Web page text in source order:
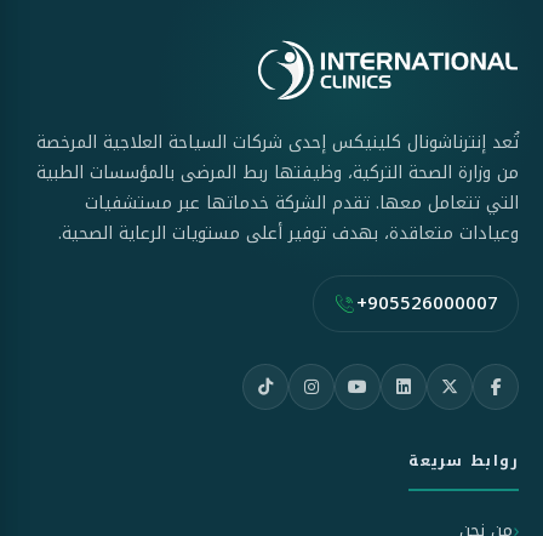
تُعد إنترناشونال كلينيكس إحدى شركات السياحة العلاجية المرخصة
من وزارة الصحة التركية، وظيفتها ربط المرضى بالمؤسسات الطبية
التي تتعامل معها. تقدم الشركة خدماتها عبر مستشفيات
وعيادات متعاقدة، بهدف توفير أعلى مستويات الرعاية الصحية.
+905526000007
روابط سريعة